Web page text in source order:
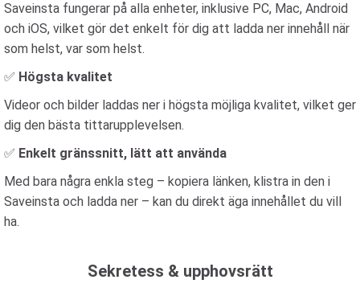
Saveinsta fungerar på alla enheter, inklusive PC, Mac, Android
och iOS, vilket gör det enkelt för dig att ladda ner innehåll när
som helst, var som helst.
✅ Högsta kvalitet
Videor och bilder laddas ner i högsta möjliga kvalitet, vilket ger
dig den bästa tittarupplevelsen.
✅ Enkelt gränssnitt, lätt att använda
Med bara några enkla steg – kopiera länken, klistra in den i
Saveinsta och ladda ner – kan du direkt äga innehållet du vill
ha.
Sekretess & upphovsrätt